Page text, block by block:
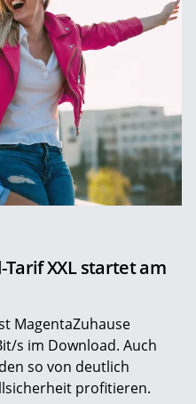
XXL startet am
MagentaZuhause
s im Download. Auch
so von deutlich
profitieren.